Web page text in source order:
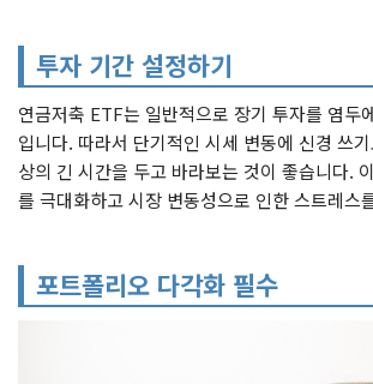
투자 기간 설정하기
연금저축 ETF는 일반적으로 장기 투자를 염두
입니다. 따라서 단기적인 시세 변동에 신경 쓰
상의 긴 시간을 두고 바라보는 것이 좋습니다.
를 극대화하고 시장 변동성으로 인한 스트레스
포트폴리오 다각화 필수